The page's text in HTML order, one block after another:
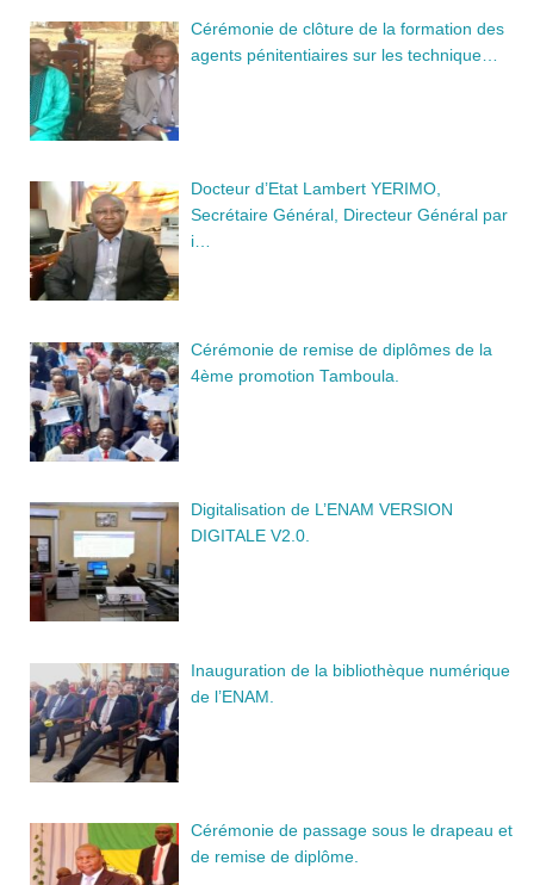
Cérémonie de clôture de la formation des
agents pénitentiaires sur les technique…
Docteur d’Etat Lambert YERIMO,
Secrétaire Général, Directeur Général par
i…
Cérémonie de remise de diplômes de la
4ème promotion Tamboula.
Digitalisation de L’ENAM VERSION
DIGITALE V2.0.
Inauguration de la bibliothèque numérique
de l’ENAM.
Cérémonie de passage sous le drapeau et
de remise de diplôme.